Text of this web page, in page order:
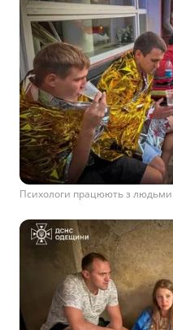
Психологи працюють з